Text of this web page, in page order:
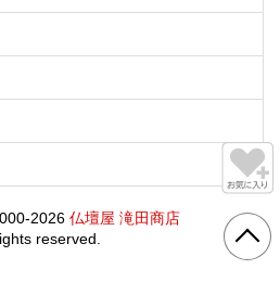
2026 仏壇屋 滝田商店
reserved.